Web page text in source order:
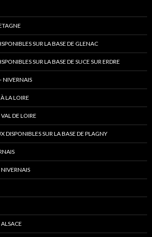
SUR LA BASE DE GLENAC
SUR LA BASE DE SUCE SUR ERDRE
NIVERNAIS
LA LOIRE
DE LOIRE
DISPONIBLES SUR LA BASE DE PLAGNY
NIVERNAIS